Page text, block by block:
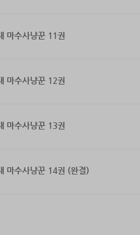
마수사냥꾼 11권
마수사냥꾼 12권
마수사냥꾼 13권
마수사냥꾼 14권 (완결)